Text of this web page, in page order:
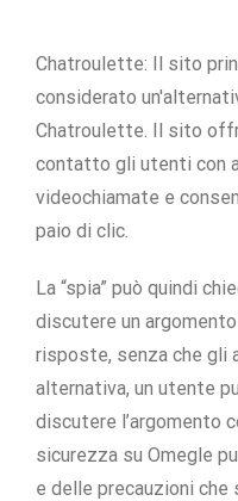
Chatroulette: Il sito
considerato
Chatroulette. Il sito
contatto gli utenti con
videochiamate e
paio di clic.
La “spia” può quindi
discutere un
risposte, senza che gli
alternativa, un utente
discutere l’argomento
sicurezza su Omegle
e delle precauzioni che